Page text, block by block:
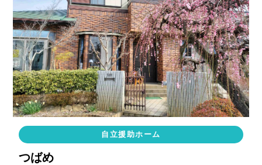
自立援助ホーム
つばめ